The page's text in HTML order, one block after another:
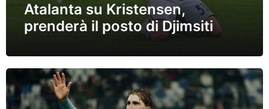
Atalanta su Kristensen,
prenderà il posto di Djimsiti